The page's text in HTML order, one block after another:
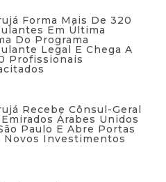
Forma Mais De 320
Em Última
Do Programa
Legal E Chega A
Profissionais
Recebe Cônsul-Geral
Árabes Unidos
Paulo E Abre Portas
Novos Investimentos